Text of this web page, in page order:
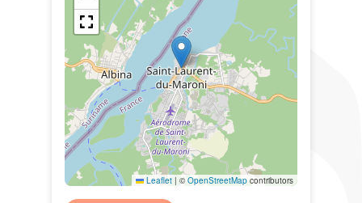
Leaflet | ©OpenStreetMap contributors